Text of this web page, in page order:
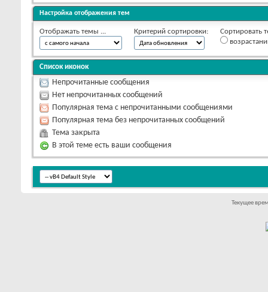
Настройка отображения тем
Отображать темы ... Критерий сортировки:
Сортировать
Список иконок
Непрочитанные сообщения
Нет непрочитанных сообщений
Популярная тема с непрочитанными сообщениями
Популярная тема без непрочитанных сообщений
Тема закрыта
В этой теме есть ваши сообщения
Текущее